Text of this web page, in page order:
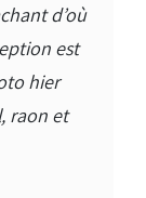
d’où
est
hier
raon et